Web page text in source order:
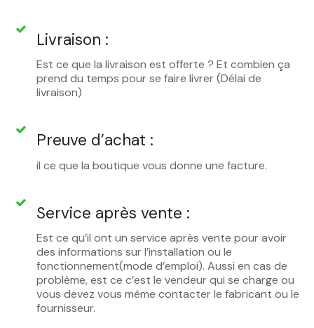
Livraison :
Est ce que la livraison est offerte ? Et combien ça
prend du temps pour se faire livrer (Délai de
livraison)
Preuve d’achat :
il ce que la boutique vous donne une facture.
Service après vente :
Est ce qu’il ont un service après vente pour avoir
des informations sur l’installation ou le
fonctionnement(mode d’emploi). Aussi en cas de
problème, est ce c’est le vendeur qui se charge ou
vous devez vous même contacter le fabricant ou le
fournisseur.